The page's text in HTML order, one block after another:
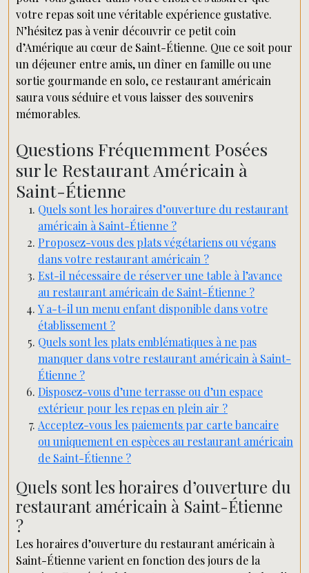
votre repas soit une véritable expérience gustative.
N’hésitez pas à venir découvrir ce petit coin
d’Amérique au cœur de Saint-Étienne. Que ce soit pour
un déjeuner entre amis, un dîner en famille ou une
sortie gourmande en solo, ce restaurant américain
saura vous séduire et vous laisser des souvenirs
mémorables.
Questions Fréquemment Posées
sur le Restaurant Américain à
Saint-Étienne
Quels sont les horaires d’ouverture du restaurant
américain à Saint-Étienne ?
Proposez-vous des plats végétariens ou végans
dans votre restaurant américain ?
Est-il nécessaire de réserver une table à l’avance
au restaurant américain de Saint-Étienne ?
Y a-t-il un menu enfant disponible dans votre
établissement ?
Quels sont les plats emblématiques à ne pas
manquer dans votre restaurant américain à Saint-
Étienne ?
Disposez-vous d’une terrasse ou d’un espace
extérieur pour les repas en plein air ?
Acceptez-vous les paiements par carte bancaire
ou uniquement en espèces au restaurant américain
de Saint-Étienne ?
Quels sont les horaires d’ouverture du
restaurant américain à Saint-Étienne
?
Les horaires d’ouverture du restaurant américain à
Saint-Étienne varient en fonction des jours de la